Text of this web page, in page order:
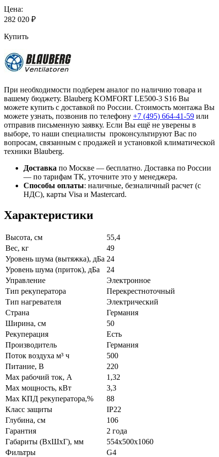
Цена:
282 020 ₽
Купить
При необходимости подберем аналог по наличию товара и
вашему бюджету. Blauberg KOMFORT LE500-3 S16 Вы
можете купить с доставкой по России. Стоимость монтажа Вы
можете узнать, позвонив по телефону +7 (495) 664-41-59 или
отправив письменную заявку. Если Вы ещё не уверены в
выборе, то наши специалисты проконсультируют Вас по
вопросам, связанным с продажей и установкой климатической
техники Blauberg.
Доставка по Москве — бесплатно. Доставка по России
— по тарифам ТК, уточните это у менеджера.
Способы оплаты: наличные, безналичный расчет (с
НДС), карты Visa и Mastercard.
Характеристики
Высота, см
55,4
Вес, кг
49
Уровень шума (вытяжка), дБа 24
Уровень шума (приток), дБа
24
Управление
Электронное
Тип рекуператора
Перекрестноточный
Тип нагревателя
Электрический
Страна
Германия
Ширина, см
50
Рекуперация
Есть
Производитель
Германия
Поток воздуха м³ ч
500
Питание, В
220
Max рабочий ток, А
1,32
Max мощность, кВт
3,3
Max КПД рекуператора,%
88
Класс защиты
IP22
Глубина, см
106
Гарантия
2 года
Габариты (ВхШхГ), мм
554х500х1060
Фильтры
G4